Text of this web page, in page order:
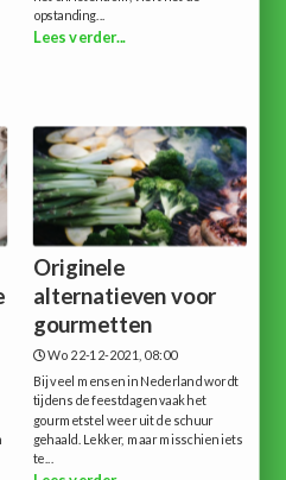
opstanding...
Lees verder...
Originele
alternatieven voor
gourmetten
Wo 22-12-2021, 08:00
Bij veel mensen in Nederland wordt
tijdens de feestdagen vaak het
gourmetstel weer uit de schuur
gehaald. Lekker, maar misschien iets
te...